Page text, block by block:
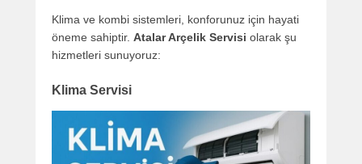
Klima ve kombi sistemleri, konforunuz için hayati
öneme sahiptir. Atalar Arçelik Servisi olarak şu
hizmetleri sunuyoruz:
Klima Servisi